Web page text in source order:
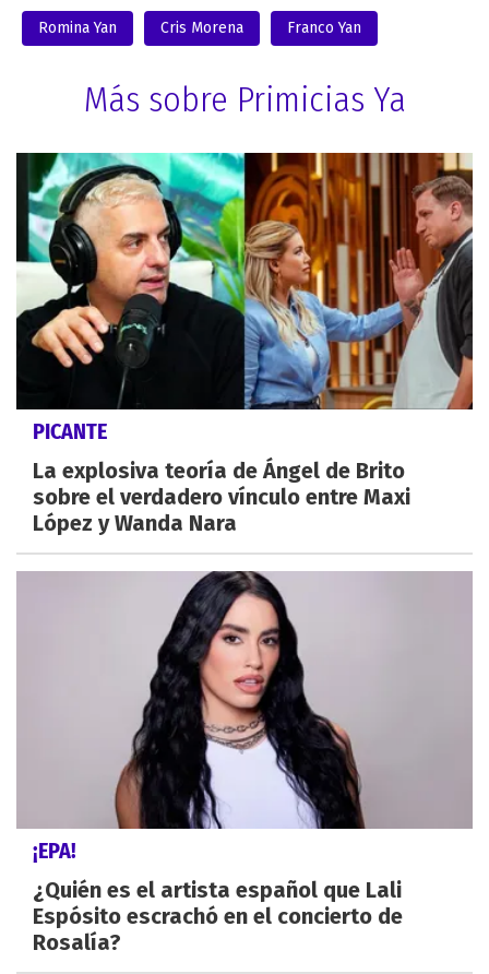
Romina Yan Cris Morena Franco Yan
Más sobre Primicias Ya
PICANTE
La explosiva teoría de Ángel de Brito
sobre el verdadero vínculo entre Maxi
López y Wanda Nara
¡EPA!
¿Quién es el artista español que Lali
Espósito escrachó en el concierto de
Rosalía?